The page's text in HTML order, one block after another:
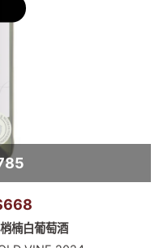
楠白葡萄酒